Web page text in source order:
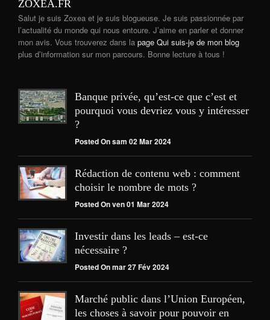
ZOXEA.FR
Salut je suis Zoxea et je suis blogueuse. Je suis passionnée par
l’actualité du monde qui nous entoure. J’aime en parler et donner
mon avis. Vous trouverez dans la page Qui suis-je de mon blog
plus d’information sur mon parcours. Bonne lecture à tous !
Banque privée, qu’est-ce que c’est et
pourquoi vous devriez vous y intéresser
?
Posted On sam 02 Mar 2024
Rédaction de contenu web : comment
choisir le nombre de mots ?
Posted On ven 01 Mar 2024
Investir dans les leads – est-ce
nécessaire ?
Posted On mar 27 Fév 2024
Marché public dans l’Union Européen,
les choses à savoir pour pouvoir en